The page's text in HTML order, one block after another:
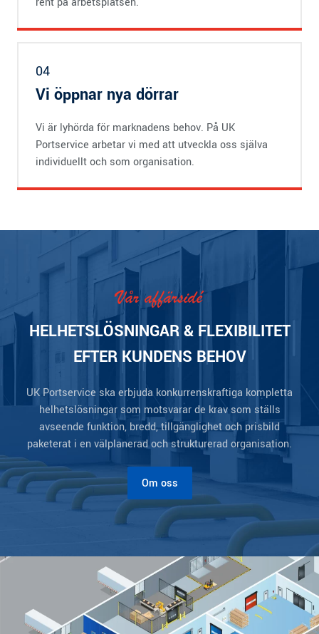
04
Vi öppnar nya dörrar
Vi är lyhörda för marknadens behov. På UK
Portservice arbetar vi med att utveckla oss själva
individuellt och som organisation.
Vår affärsidé
HELHETSLÖSNINGAR & FLEXIBILITET
EFTER KUNDENS BEHOV
UK Portservice ska erbjuda konkurrenskraftiga kompletta
helhetslösningar som motsvarar de krav som ställs
avseende funktion, bredd, tillgänglighet och prisbild
paketerat i en välplanerad och strukturerad organisation.
Om oss